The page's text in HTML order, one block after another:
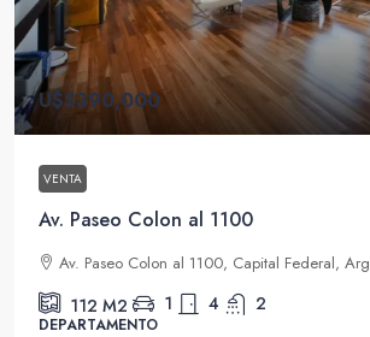
U$S390,000
VENTA
Av. Paseo Colon al 1100
Av. Paseo Colon al 1100, Capital Federal,
112 M2 1 4 2
DEPARTAMENTO